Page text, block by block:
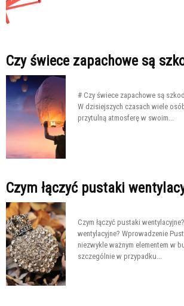
Czy świece zapachowe są
# Czy świece zapachowe są
W dzisiejszych czasach wiele
przytulną atmosferę w swoim...
Czym łączyć pustaki
Czym łączyć pustaki
wentylacyjne? Wprowadzenie
niezwykle ważnym elementem w
szczególnie w przypadku...